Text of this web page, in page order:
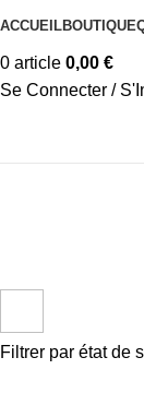
ACCUEILBOUTIQUE
0 article 0,00 €
Se Connecter /
Filtrer par état de